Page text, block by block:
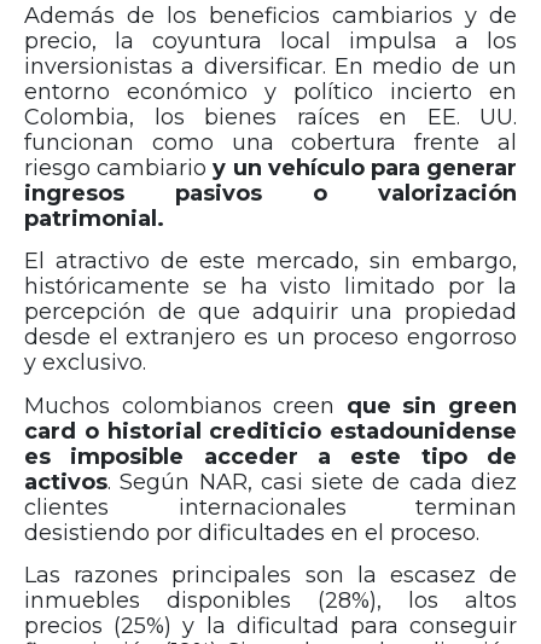
Además de los beneficios cambiarios y de
precio, la coyuntura local impulsa a los
inversionistas a diversificar. En medio de un
entorno económico y político incierto en
Colombia, los bienes raíces en EE. UU.
funcionan como una cobertura frente al
riesgo cambiarioy un vehículo para generar
ingresos pasivos o valorización
patrimonial.
El atractivo de este mercado, sin embargo,
históricamente se ha visto limitado por la
percepción de que adquirir una propiedad
desde el extranjero es un proceso engorroso
y exclusivo.
Muchos colombianos creen que sin green
card o historial crediticio estadounidense
es imposible acceder a este tipo de
activos. Según NAR, casi siete de cada diez
clientes internacionales terminan
desistiendo por dificultades en el proceso.
Las razones principales son la escasez de
inmuebles disponibles (28%), los altos
precios (25%) y la dificultad para conseguir